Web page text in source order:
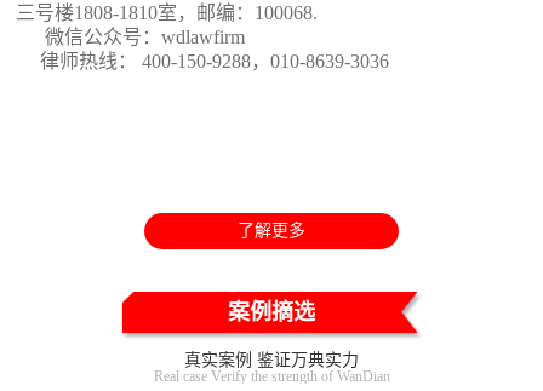
三号楼1808-1810室 ，邮编：100068.
微信公众号：wdlawfirm
律师热线： 400-150-9288，010-8639-3036
了解更多
案例摘选
真实案例 鉴证万典实力
Real case Verify the strength of WanDian